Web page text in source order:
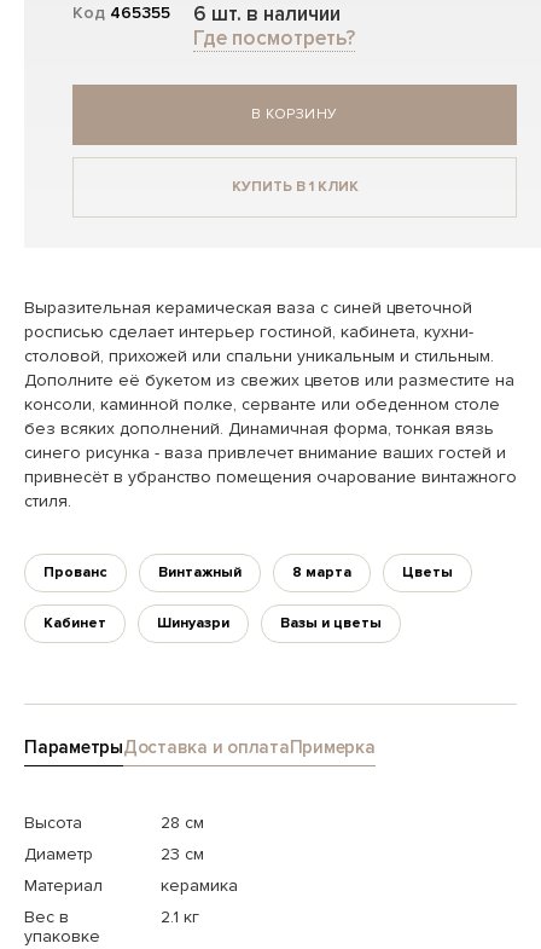
Код 465355
6 шт. в наличии
Где посмотреть?
В КОРЗИНУ
КУПИТЬ В 1 КЛИК
Выразительная керамическая ваза с синей цветочной
росписью сделает интерьер гостиной, кабинета, кухни-
столовой, прихожей или спальни уникальным и стильным.
Дополните её букетом из свежих цветов или разместите на
консоли, каминной полке, серванте или обеденном столе
без всяких дополнений. Динамичная форма, тонкая вязь
синего рисунка - ваза привлечет внимание ваших гостей и
привнесёт в убранство помещения очарование винтажного
стиля.
Прованс Винтажный 8 марта Цветы
Кабинет Шинуазри Вазы и цветы
ПараметрыДоставка и оплатаПримерка
Высота
28 см
Диаметр
23 см
Материал
керамика
Вес в
упаковке
2.1 кг